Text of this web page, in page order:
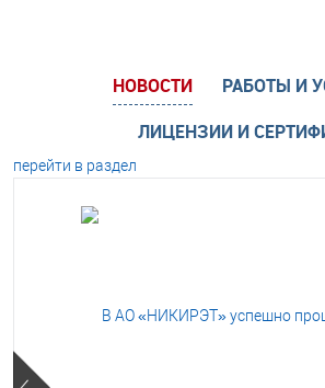
НОВОСТИ
РАБОТЫ И
ЛИЦЕНЗИИ И
перейти в раздел